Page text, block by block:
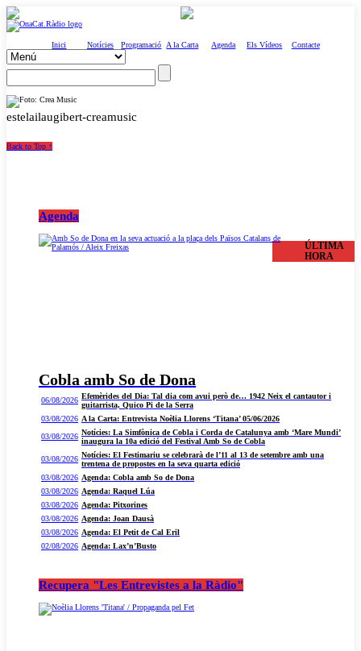
Inici Notícies Programació A la Carta Agenda Els Vídeos Contacte
estelailaugibert-creamusic
Back to Top ↑
Agenda
Cobla amb So de Dona
ÚLTIMA
HORA
06/08/2026 Efemèrides del Dia: Tal dia com avui però de… 1942 Neix el cantautor i
guitarrista, Quico Pi de la Serra
03/08/2026 A la Carta: Entrevista Noèlia Llorens ‘Titana’ 05/06/2026
03/08/2026 Notícies: La Simfònica de Cobla i Corda de Catalunya amb ‘Mare Mundi’
inaugura la 10a edició del Festival Amb So de Cobla
03/08/2026 Notícies: El Festimariu se celebrarà de l’11 al 13 de setembre amb una
trentena de propostes en la seva quarta edició
03/08/2026 Agenda: Cobla amb So de Dona
03/08/2026 Agenda: Raquel Lúa
03/08/2026 Agenda: Pitxorines
03/08/2026 Agenda: Joan Dausà
03/08/2026 Agenda: El Petit de Cal Eril
02/08/2026 Agenda: Lax’n’Busto
Recupera "Les Entrevistes a la Ràdio"